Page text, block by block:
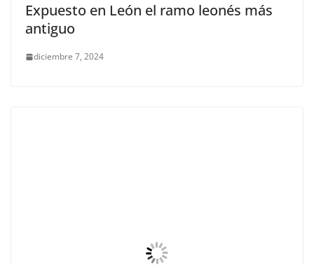
Expuesto en León el ramo leonés más
antiguo
diciembre 7, 2024